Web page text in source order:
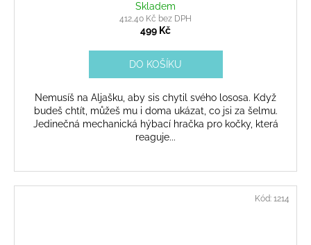
Skladem
412,40 Kč bez DPH
499 Kč
DO KOŠÍKU
Nemusíš na Aljašku, aby sis chytil svého lososa. Když
budeš chtít, můžeš mu i doma ukázat, co jsi za šelmu.
Jedinečná mechanická hýbací hračka pro kočky, která
reaguje...
Kód: 1214